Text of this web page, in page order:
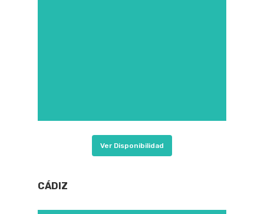
Ver Disponibilidad
CÁDIZ